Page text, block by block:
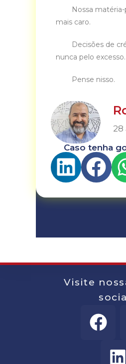
Nossa matéria-
mais caro.
Decisões de
nunca pelo excesso.
Pense nisso.
28
Caso tenha
Visite